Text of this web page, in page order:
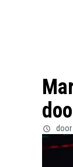
door